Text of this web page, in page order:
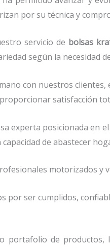
por su técnica y
servicio de bolsas
según la necesidad
con nuestros
satisfacción
experta posicionada en
capacidad de abastecer
motorizados y
por ser cumplidos,
portafolio de productos,